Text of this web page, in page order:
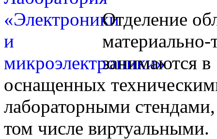
Отделение
занимаются в
оснащенных
лабораторными
том числе виртуальными.